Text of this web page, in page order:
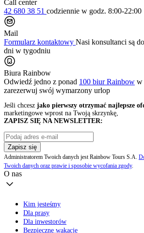
Call center
42 680 38 51 codziennie w godz. 8:00-22:00
Mail
Formularz kontaktowy Nasi konsultanci są
dni w tygodniu
Biura Rainbow
Odwiedź jedno z ponad 100 biur Rainbow w
zarezerwuj swój wymarzony urlop
Jeśli chcesz jako pierwszy otrzymać najlepsze
marketingowe wprost na Twoją skrzynkę,
ZAPISZ SIĘ NA NEWSLETTER:
Zapisz się
Administratorem Twoich danych jest Rainbow Tours S.A.
Twoich danych oraz prawie i sposobie wycofania zgody.
O nas
Kim jesteśmy
Dla prasy
Dla inwestorów
Bezpieczne wakacje